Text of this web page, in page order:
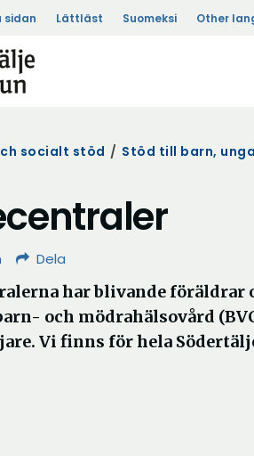
sidan Lättläst Suomeksi Other
socialt stöd / Stöd till barn,
Dela
har blivande
och mödrahälsovård
Vi finns för hela